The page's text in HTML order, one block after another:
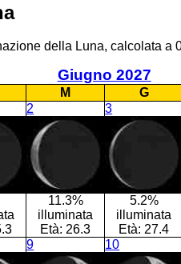
della Luna, calcolata a
Giugno 2027
M G
2
11.3%
illuminata
Età: 26.3
3
5.2%
illuminata
Età: 27.4
9 10